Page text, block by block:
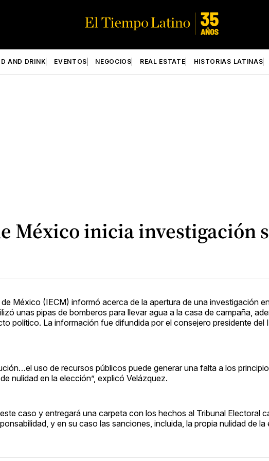
AND DRINK EVENTOS NEGOCIOS REAL ESTATE HISTORIAS LATINAS
México inicia investigación
México (IECM) informó acerca de la apertura de una investigación
unas pipas de bomberos para llevar agua a la casa de campaña,
político. La información fue difundida por el consejero presidente del
uso de recursos públicos puede generar una falta a los
nulidad en la elección”, explicó Velázquez.
caso y entregará una carpeta con los hechos al Tribunal Electoral
y en su caso las sanciones, incluida, la propia nulidad de la